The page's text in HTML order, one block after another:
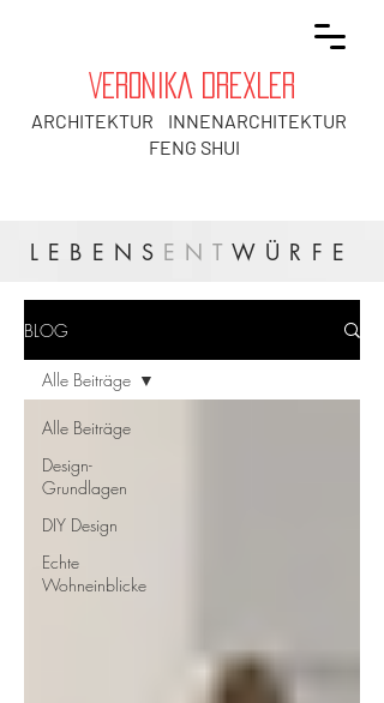
VERONIKA DREXLER
ARCHITEKTUR INNENARCHITEKTUR
FENG SHUI
LEBENS ENTWÜRFE
BLOG
Alle Beiträge
Design-
Grundlagen
DIY Design
Echte
Wohneinblicke
Alle Beiträge